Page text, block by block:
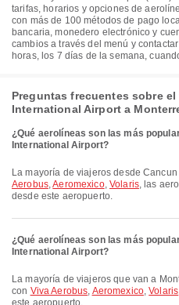
tarifas, horarios y opciones de
con más de 100 métodos de pago
bancaria, monedero electrónico y
cambios a través del menú y
horas, los 7 días de la semana,
Preguntas frecuentes sobre
International Airport a
¿Qué aerolíneas son las más
International Airport?
La mayoría de viajeros desde
Aerobus,Aeromexico, Volaris, las
desde este aeropuerto.
¿Qué aerolíneas son las más
International Airport?
La mayoría de viajeros que van a Monterrey International Airport vuelan
con Viva Aerobus, Aeromexico,Volaris
este aeropuerto.